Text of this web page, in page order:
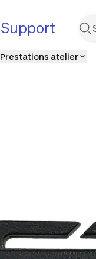
Support
Prestations atelier